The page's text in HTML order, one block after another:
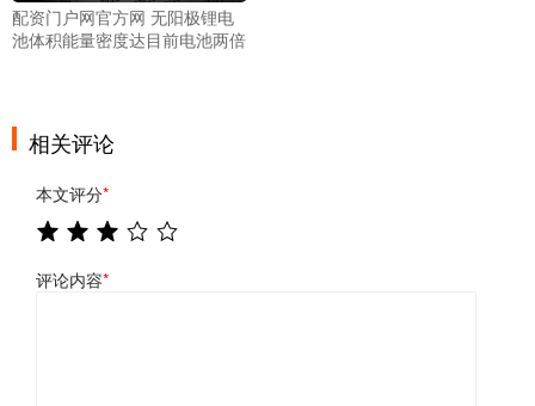
配资门户网官方网 无阳极锂电
池体积能量密度达目前电池两倍
相关评论
本文评分*
评论内容*